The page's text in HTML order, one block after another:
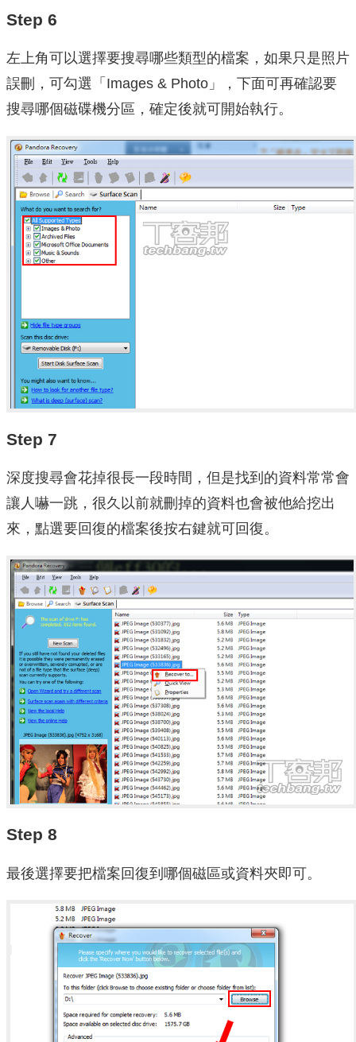
Step 6
左上角可以選擇要搜尋哪些類型的檔案，如果只是照片
誤刪，可勾選「Images & Photo」，下面可再確認要
搜尋哪個磁碟機分區，確定後就可開始執行。
Step 7
深度搜尋會花掉很長一段時間，但是找到的資料常常會
讓人嚇一跳，很久以前就刪掉的資料也會被他給挖出
來，點選要回復的檔案後按右鍵就可回復。
Step 8
最後選擇要把檔案回復到哪個磁區或資料夾即可。